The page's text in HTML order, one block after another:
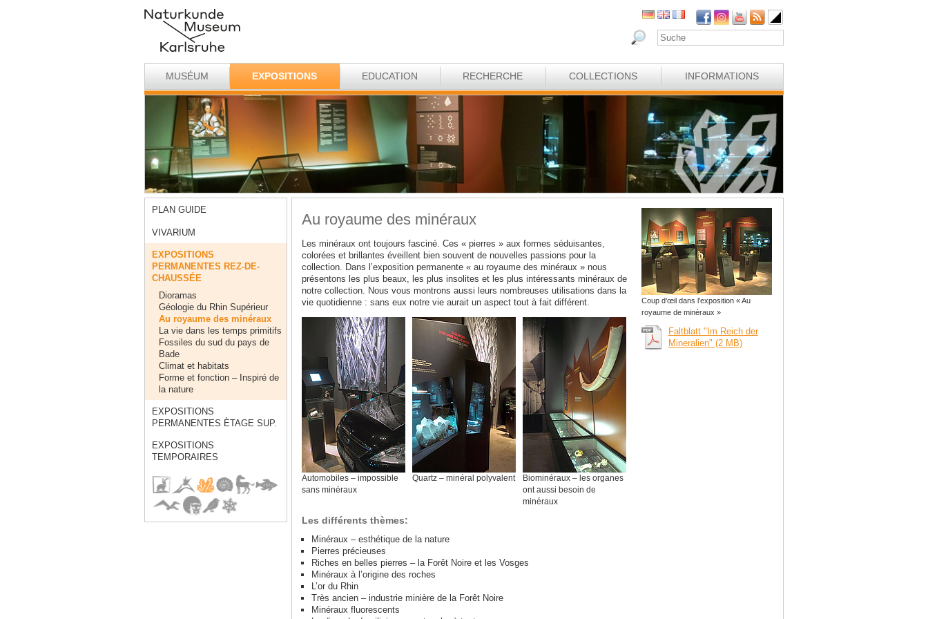
MUSÉUM EXPOSITIONS EDUCATION RECHERCHE COLLECTIONS INFORMATIONS
PLAN GUIDE
VIVARIUM
EXPOSITIONS
PERMANENTES REZ-DE-
CHAUSSÉE
Dioramas
Géologie du Rhin Supérieur
Au royaume des minéraux
La vie dans les temps primitifs
Fossiles du sud du pays de
Bade
Climat et habitats
Forme et fonction – Inspiré de
la nature
EXPOSITIONS
PERMANENTES ÈTAGE SUP.
EXPOSITIONS
TEMPORAIRES
Au royaume des minéraux
Les minéraux ont toujours fasciné. Ces « pierres » aux formes séduisantes,
colorées et brillantes éveillent bien souvent de nouvelles passions pour la
collection. Dans l’exposition permanente « au royaume des minéraux » nous
présentons les plus beaux, les plus insolites et les plus intéressants minéraux de
notre collection. Nous vous montrons aussi leurs nombreuses utilisations dans la
vie quotidienne : sans eux notre vie aurait un aspect tout à fait différent.
Automobiles – impossible
sans minéraux
Quartz – minéral polyvalent
Biominéraux – les organes
ont aussi besoin de
minéraux
Les différents thèmes:
Minéraux – esthétique de la nature
Pierres précieuses
Riches en belles pierres – la Forêt Noire et les Vosges
Minéraux à l’origine des roches
L’or du Rhin
Très ancien – industrie minière de la Forêt Noire
Minéraux fluorescents
Coup d’œil dans l’exposition « Au
royaume de minéraux »
Faltblatt "Im Reich der
Mineralien" (2 MB)